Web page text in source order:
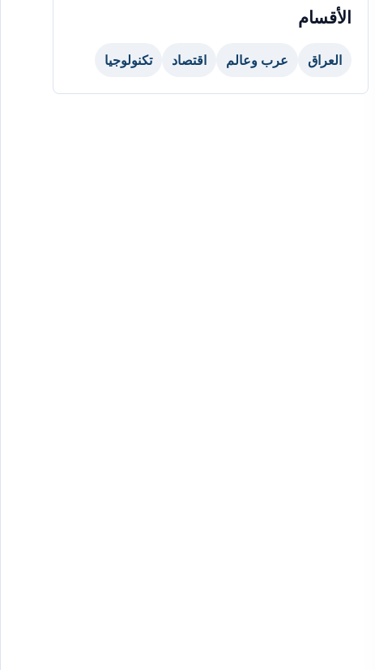
الأقسام
العراق عرب وعالم اقتصاد تكنولوجيا